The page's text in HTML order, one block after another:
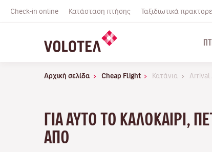
Check-in online Κατάσταση πτήσης Ταξιδιωτικά
Αρχική σελίδα Cheap Flight Κατάνια Arrival
ΓΙΑ ΑΥΤΌ ΤΟ ΚΑΛΟΚΑΊΡΙ,
ΑΠΌ